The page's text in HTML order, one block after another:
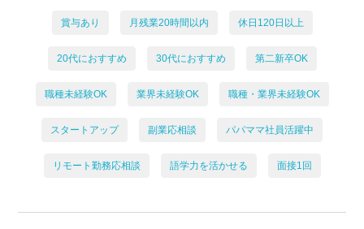
賞与あり 月残業20時間以内 休日120日以上
20代におすすめ 30代におすすめ 第二新卒OK
職種未経験OK 業界未経験OK 職種・業界未経験OK
スタートアップ 副業応相談 パパママ社員活躍中
リモート勤務応相談 語学力を活かせる 面接1回